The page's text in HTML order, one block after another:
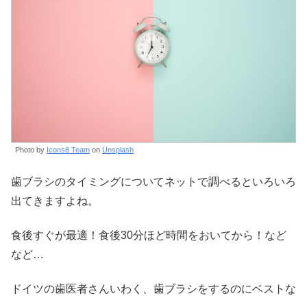
Photo by Icons8 Team on Unsplash
歯ブラシのタイミングについてネットで調べるといろいろ
出てきますよね。
食後すぐが最適！食後30分ほど時間をおいてから！など
など…
ドイツの歯医者さんいわく、歯ブラシをするのにベストな